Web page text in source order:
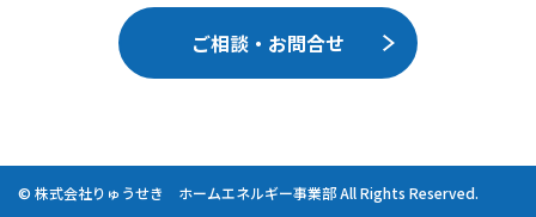
ご相談・お問合せ
© 株式会社りゅうせき ホームエネルギー事業部 All Rights Reserved.